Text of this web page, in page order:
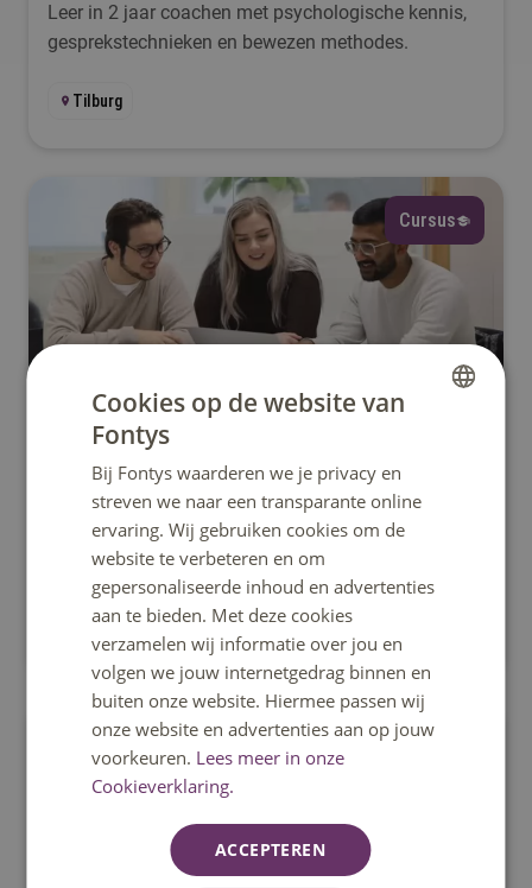
Leer in 2 jaar coachen met psychologische kennis,
gesprekstechnieken en bewezen methodes.
Tilburg
Cursus
Engels
SEO in 2026: Staying Visible in the AI Era
Discover how AI is changing SEO and stay visible in
search engines, AI tools and generative search
results.
Venlo
Cookies op de website van
Fontys
Bij Fontys waarderen we je privacy en
streven we naar een transparante online
ervaring. Wij gebruiken cookies om de
website te verbeteren en om
gepersonaliseerde inhoud en advertenties
aan te bieden. Met deze cookies
verzamelen wij informatie over jou en
volgen we jouw internetgedrag binnen en
buiten onze website. Hiermee passen wij
onze website en advertenties aan op jouw
voorkeuren. Lees meer in onze
Cookieverklaring.
ACCEPTEREN